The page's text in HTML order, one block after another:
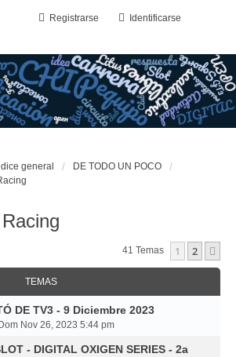
Identificarse
Registrarse
general
DE TODO UN POCO
41 Temas 1 2
TEMAS
DE TV3 - 9 Diciembre 2023
Dom Nov 26, 2023 5:44 pm
- DIGITAL OXIGEN SERIES - 2a